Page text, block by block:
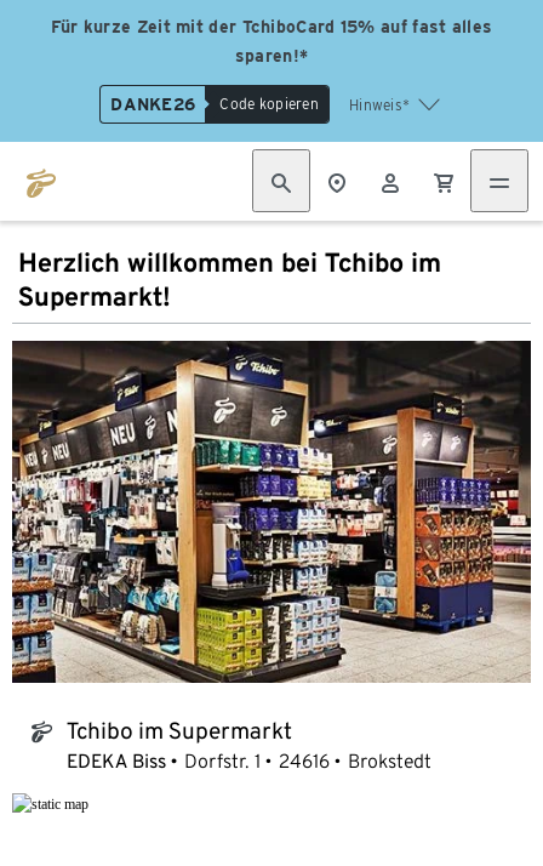
Für kurze Zeit mit der TchiboCard 15% auf fast alles
sparen!*
DANKE26 Code kopieren Hinweis*
Herzlich willkommen bei Tchibo im
Supermarkt!
tchibo_logo Tchibo im Supermarkt
EDEKA Biss Dorfstr. 1 24616 Brokstedt